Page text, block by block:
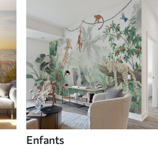
Enfants